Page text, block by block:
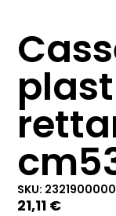
SKU: 2321900000
21,11 €